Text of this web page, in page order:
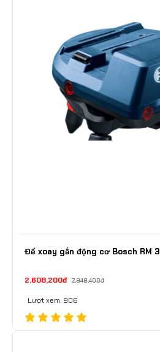
Đế xoay gắn động cơ Bosch RM 3
2,608,200đ 2,948,400đ
Lượt xem: 906